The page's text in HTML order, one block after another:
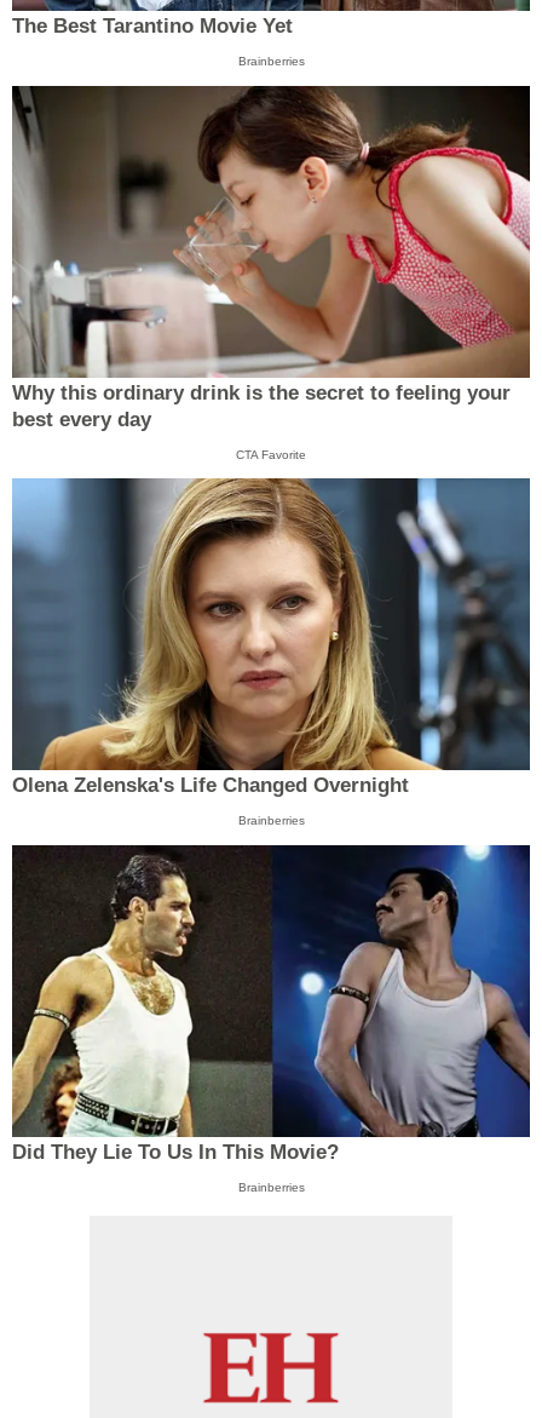
The Best Tarantino Movie Yet
Brainberries
Why this ordinary drink is the secret to feeling your
best every day
CTA Favorite
Olena Zelenska's Life Changed Overnight
Brainberries
Did They Lie To Us In This Movie?
Brainberries